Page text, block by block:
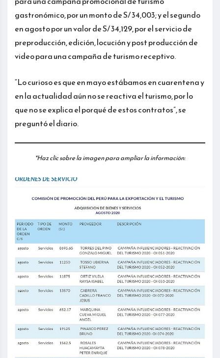
gastronómico, por un monto de S/ 34,003; y el segundo
en agosto por un valor de S/ 34,129, por el servicio de
preproducción, edición, locución y post producción de
video para una campaña de turismo receptivo.
“Lo curioso es que en mayo estábamos en cuarentena y
en la actualidad aún no se reactiva el turismo, por lo
que no se explica el porqué de estos contratos”, se
preguntó el diario.
*Haz clic sobre la imagen para ampliar la información: